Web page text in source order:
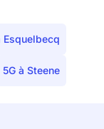
Esquelbecq
5G à Steene